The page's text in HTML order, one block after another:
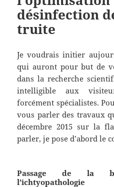
désinfection
truite
Je voudrais initier
qui auront pour but de
dans la recherche
intelligible aux
forcément spécialistes.
vous parler des travaux
décembre 2015 sur la
parler, je pose d’abord le
Passage de la
l’ichtyopathologie